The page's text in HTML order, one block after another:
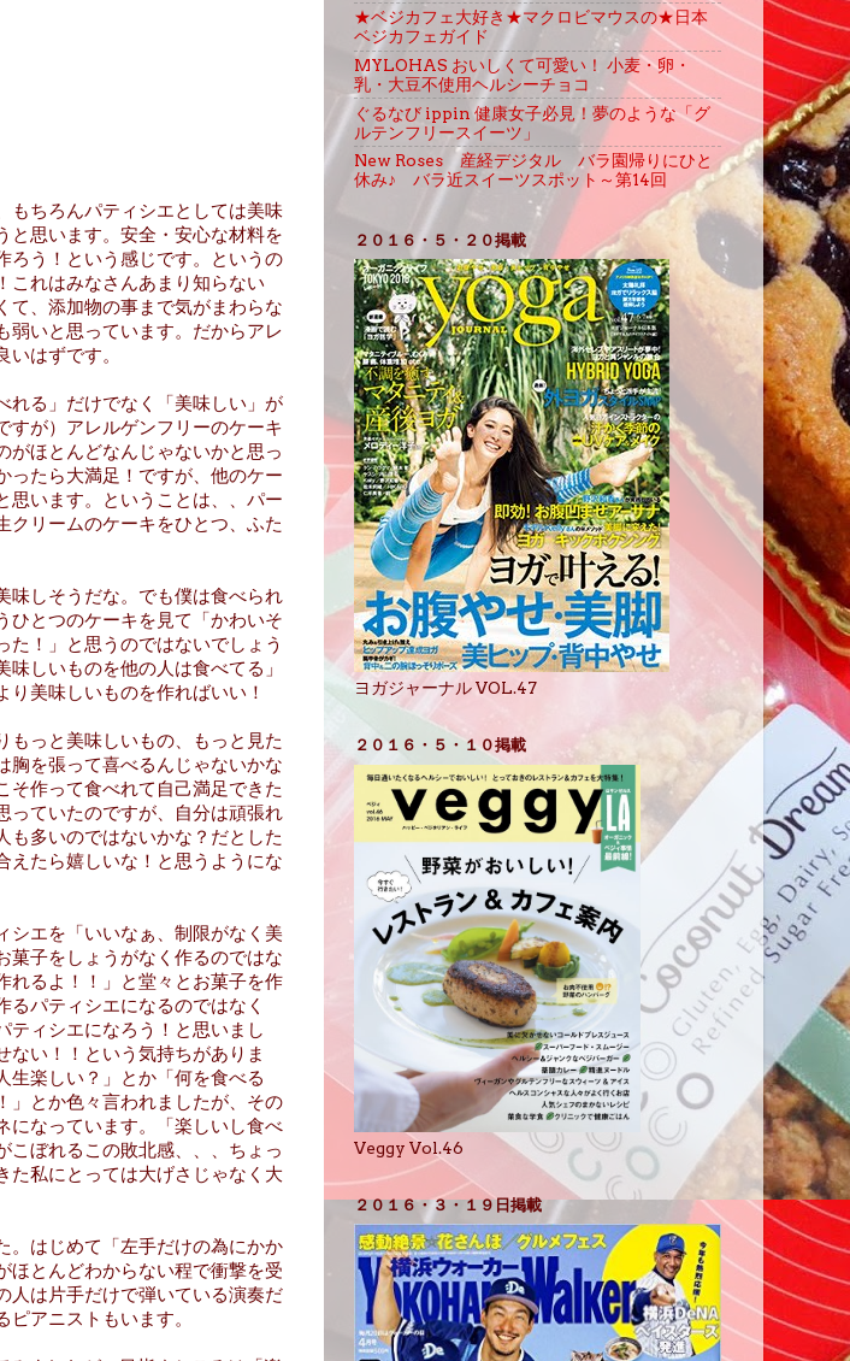
もちろんパティシエとしては美味
と思います。安全・安心な材料を
ろう！という感じです。というの
これはみなさんあまり知らない
て、添加物の事まで気がまわらな
弱いと思っています。だからアレ
はずです。
れる」だけでなく「美味しい」が
すが）アレルゲンフリーのケーキ
がほとんどなんじゃないかと思っ
ったら大満足！ですが、他のケー
思います。ということは、、パー
クリームのケーキをひとつ、ふた
味しそうだな。でも僕は食べられ
ひとつのケーキを見て「かわいそ
！」と思うのではないでしょう
しいものを他の人は食べてる」
美味しいものを作ればいい！
もっと美味しいもの、もっと見た
胸を張って喜べるんじゃないかな
そ作って食べれて自己満足できた
っていたのですが、自分は頑張れ
も多いのではないかな？だとした
えたら嬉しいな！と思うようにな
シエを「いいなぁ、制限がなく美
菓子をしょうがなく作るのではな
れるよ！！」と堂々とお菓子を作
パティシエになるのではなく
ティシエになろう！と思いまし
ない！！という気持ちがありま
生楽しい？」とか「何を食べる
」とか色々言われましたが、その
になっています。「楽しいし食べ
こぼれるこの敗北感、、、ちょっ
た私にとっては大げさじゃなく大
。はじめて「左手だけの為にかか
ほとんどわからない程で衝撃を受
人は片手だけで弾いている演奏だ
アニストもいます。
★ベジカフェ大好き★マクロビマウスの★日本
ベジカフェガイド
MYLOHAS おいしくて可愛い！ 小麦・卵・
乳・大豆不使用ヘルシーチョコ
ぐるなび ippin 健康女子必見！夢のような「グ
ルテンフリースイーツ」
New Roses 産経デジタル バラ園帰りにひと
休み♪ バラ近スイーツスポット～第14回
２０１６・５・２０掲載
ヨガジャーナル VOL.47
２０１６・５・１０掲載
Veggy Vol.46
２０１６・３・１９日掲載